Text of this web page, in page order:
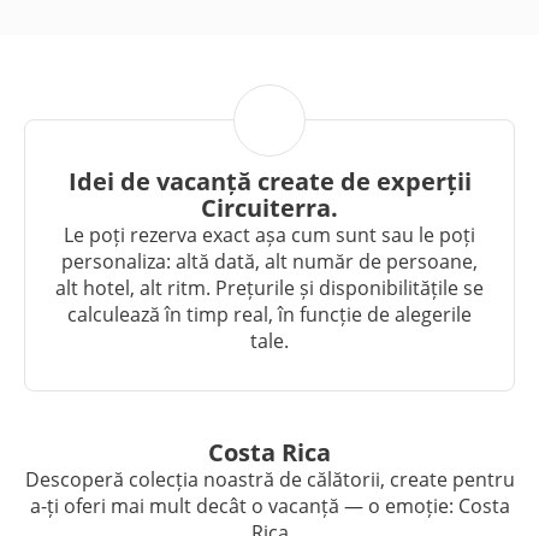
Idei de vacanță create de experții
Circuiterra.
Le poți rezerva exact așa cum sunt sau le poți
personaliza: altă dată, alt număr de persoane,
alt hotel, alt ritm. Prețurile și disponibilitățile se
calculează în timp real, în funcție de alegerile
tale.
Costa Rica
Descoperă colecția noastră de călătorii, create pentru
a-ți oferi mai mult decât o vacanță — o emoție: Costa